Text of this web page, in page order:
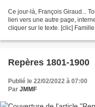
Ce jour-là, François Giraud...
lien vers une autre page,
cliquer sur le texte. [clic]
Repères 1801-1900
Publié le 22/02/2022 à 07:00
Par JMMF